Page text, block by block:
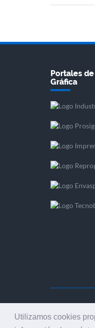
Utilizamos cookies
Portales
Gráfica